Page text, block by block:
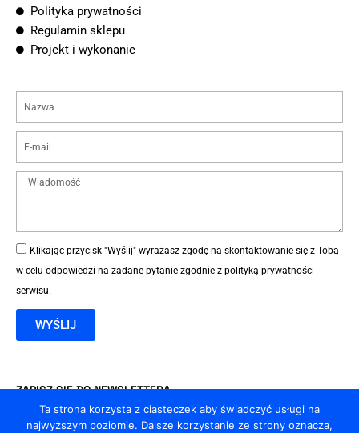
Polityka prywatności
Regulamin sklepu
Projekt i wykonanie
Klikając przycisk "Wyślij" wyrażasz zgodę na skontaktowanie się z Tobą
w celu odpowiedzi na zadane pytanie zgodnie z polityką prywatności
serwisu.
WYŚLIJ
ZAPISZ SIĘ DO NEWSLETTERA
Ta strona korzysta z ciasteczek aby świadczyć usługi na
najwyższym poziomie. Dalsze korzystanie ze strony oznacza,